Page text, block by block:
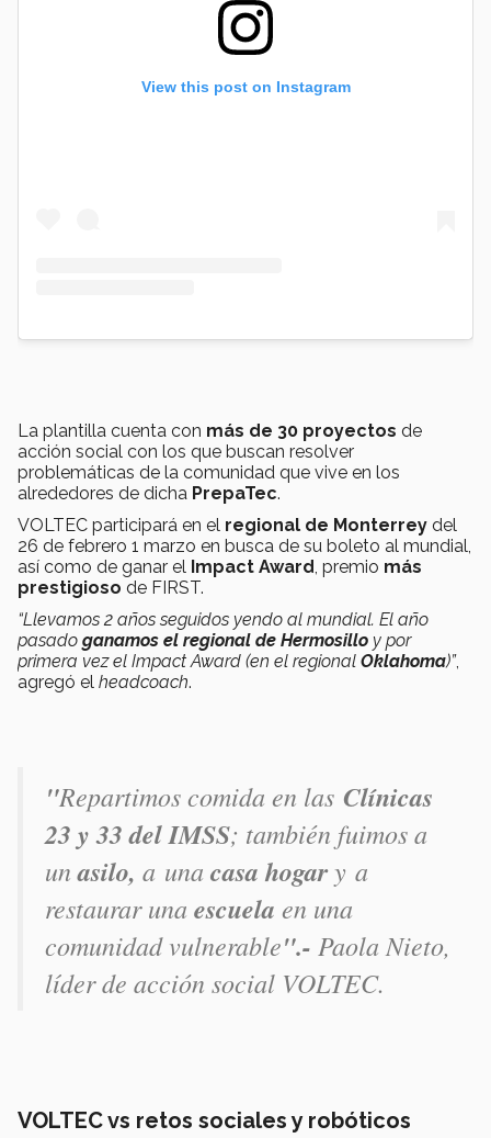
View this post on Instagram
La plantilla cuenta con más de 30 proyectos de
acción social con los que buscan resolver
problemáticas de la comunidad que vive en los
alrededores de dicha PrepaTec.
VOLTEC participará en el regional de Monterrey del
26 de febrero 1 marzo en busca de su boleto al mundial,
así como de ganar el Impact Award, premio más
prestigioso de FIRST.
“Llevamos 2 años seguidos yendo al mundial. El año
pasado ganamos el regional de Hermosillo y por
primera vez el Impact Award (en el regional Oklahoma)”,
agregó el headcoach.
"Repartimos comida en las Clínicas
23 y 33 del IMSS; también fuimos a
unasilo, a unacasa hogary a
restaurar unaescuela en una
comunidad vulnerable".- Paola Nieto,
líder de acción social VOLTEC.
VOLTEC vs retos sociales y robóticos